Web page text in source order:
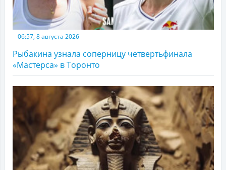
06:57, 8 августа 2026
Рыбакина узнала соперницу четвертьфинала
«Мастерса» в Торонто